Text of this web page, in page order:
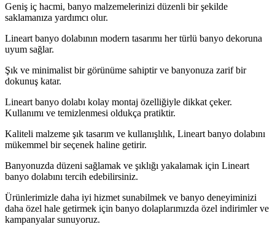
Geniş iç hacmi, banyo malzemelerinizi düzenli bir şekilde
saklamanıza yardımcı olur.
Lineart banyo dolabının modern tasarımı her türlü banyo dekoruna
uyum sağlar.
Şık ve minimalist bir görünüme sahiptir ve banyonuza zarif bir
dokunuş katar.
Lineart banyo dolabı kolay montaj özelliğiyle dikkat çeker.
Kullanımı ve temizlenmesi oldukça pratiktir.
Kaliteli malzeme şık tasarım ve kullanışlılık, Lineart banyo dolabını
mükemmel bir seçenek haline getirir.
Banyonuzda düzeni sağlamak ve şıklığı yakalamak için Lineart
banyo dolabını tercih edebilirsiniz.
Ürünlerimizle daha iyi hizmet sunabilmek ve banyo deneyiminizi
daha özel hale getirmek için banyo dolaplarımızda özel indirimler ve
kampanyalar sunuyoruz.